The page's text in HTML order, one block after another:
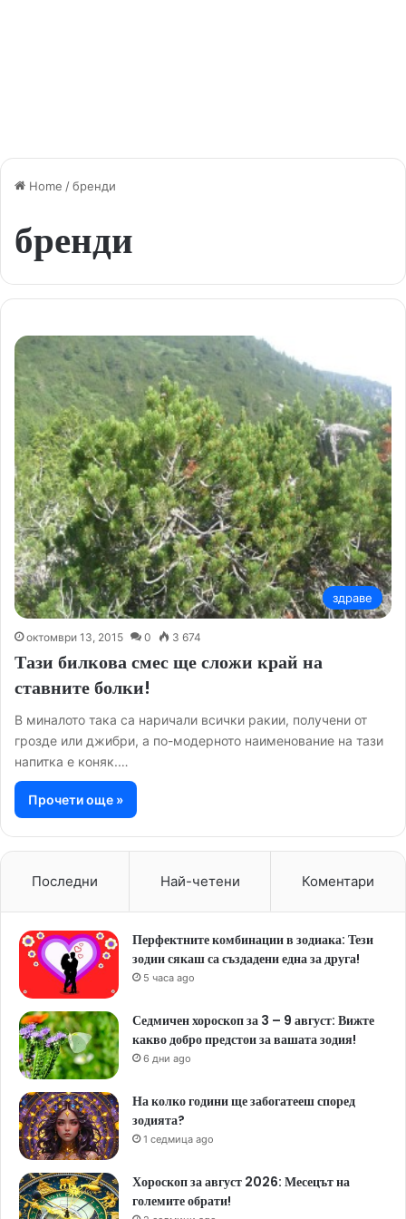
Home /бренди
бренди
здраве
октомври 13, 2015 0 3 674
Тази билкова смес ще сложи край на
ставните болки!
В миналото така са наричали всички ракии, получени от
грозде или джибри, а по-модерното наименование на тази
напитка е коняк.…
Прочети още »
Последни Най-четени Коментари
Перфектните комбинации в зодиака: Тези
зодии сякаш са създадени една за друга!
5 часа ago
Седмичен хороскоп за 3 – 9 август: Вижте
какво добро предстои за вашата зодия!
6 дни ago
На колко години ще забогатееш според
зодията?
1 седмица ago
Хороскоп за август 2026: Месецът на
големите обрати!